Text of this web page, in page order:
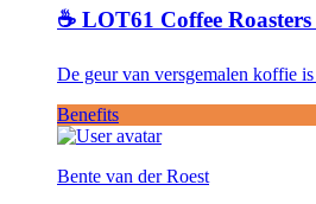
☕ LOT61 Coffee
De geur van versgemalen koffie
Benefits
Bente van der Roest